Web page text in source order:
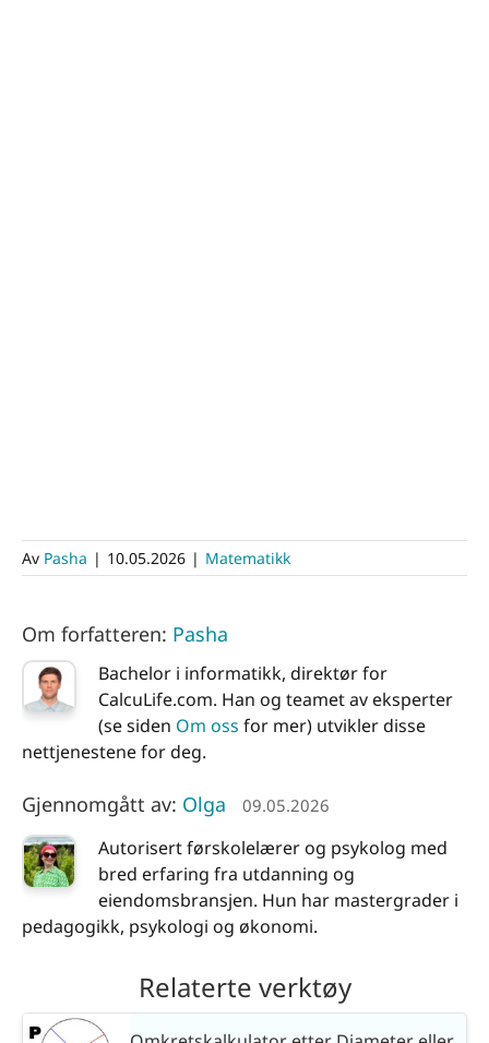
Av Pasha | 10.05.2026 | Matematikk
Om forfatteren: Pasha
Bachelor i informatikk, direktør for
CalcuLife.com. Han og teamet av eksperter
(se siden Om oss for mer) utvikler disse
nettjenestene for deg.
Gjennomgått av: Olga 09.05.2026
Autorisert førskolelærer og psykolog med
bred erfaring fra utdanning og
eiendomsbransjen. Hun har mastergrader i
pedagogikk, psykologi og økonomi.
Relaterte verktøy